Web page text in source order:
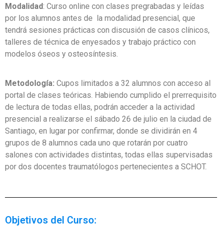
Modalidad: Curso online con clases pregrabadas y leídas
por los alumnos antes de la modalidad presencial, que
tendrá sesiones prácticas con discusión de casos clínicos,
talleres de técnica de enyesados y trabajo práctico con
modelos óseos y osteosíntesis.
Metodología: Cupos limitados a 32 alumnos con acceso al
portal de clases teóricas. Habiendo cumplido el prerrequisito
de lectura de todas ellas, podrán acceder a la actividad
presencial a realizarse el sábado 26 de julio en la ciudad de
Santiago, en lugar por confirmar, donde se dividirán en 4
grupos de 8 alumnos cada uno que rotarán por cuatro
salones con actividades distintas, todas ellas supervisadas
por dos docentes traumatólogos pertenecientes a SCHOT.
Objetivos del Curso: